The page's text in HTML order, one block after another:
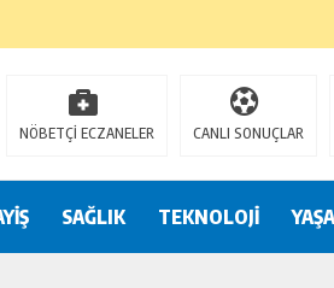
NÖBETÇİ ECZANELER CANLI SONUÇLAR
SAĞLIK TEKNOLOJİ